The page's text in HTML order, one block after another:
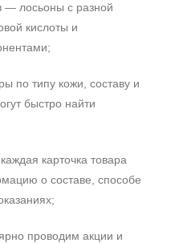
— лосьоны с разной
кислоты и
по типу кожи, составу и
быстро найти
карточка товара
о составе, способе
проводим акции и